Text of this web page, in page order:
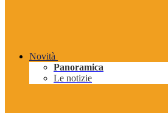
Novità
Panoramica
Le notizie